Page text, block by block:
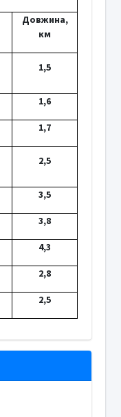
Довжина,
км
1,5
1,6
1,7
2,5
3,5
3,8
4,3
2,8
2,5